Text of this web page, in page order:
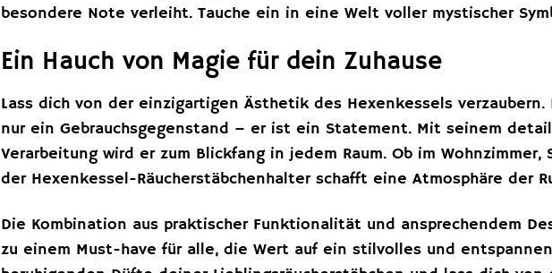
besondere Note verleiht. Tauche ein in eine Welt voller mystischer
Ein Hauch von Magie für dein Zuhause
Lass dich von der einzigartigen Ästhetik des Hexenkessels
nur ein Gebrauchsgegenstand – er ist ein Statement. Mit seinem
Verarbeitung wird er zum Blickfang in jedem Raum. Ob im
der Hexenkessel-Räucherstäbchenhalter schafft eine Atmosphäre der
Die Kombination aus praktischer Funktionalität und ansprechendem
zu einem Must-have für alle, die Wert auf ein stilvolles und